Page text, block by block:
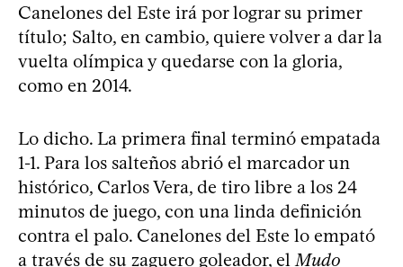
Canelones del Este irá por lograr su primer
título; Salto, en cambio, quiere volver a dar la
vuelta olímpica y quedarse con la gloria,
como en 2014.
Lo dicho. La primera final terminó empatada
1-1. Para los salteños abrió el marcador un
histórico, Carlos Vera, de tiro libre a los 24
minutos de juego, con una linda definición
contra el palo. Canelones del Este lo empató
a través de su zaguero goleador, el Mudo